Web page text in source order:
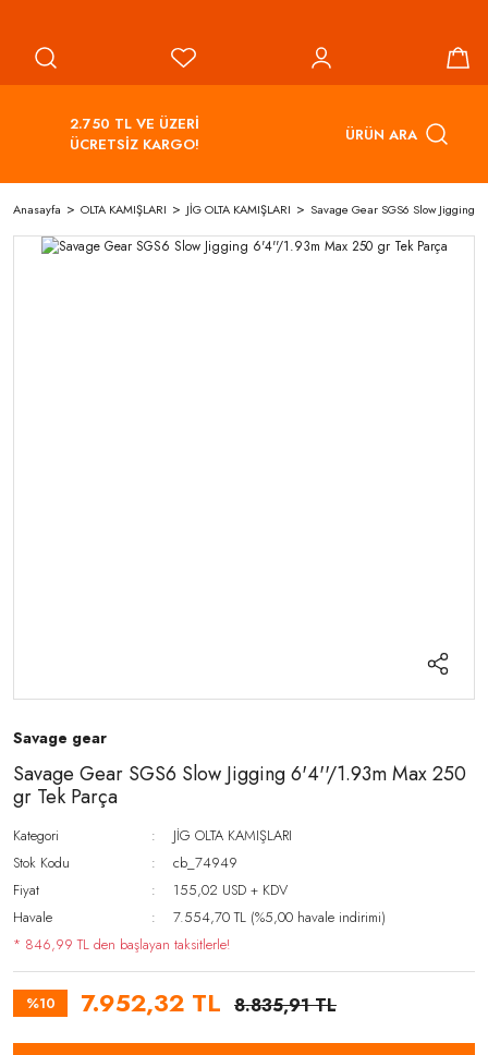
2.750 TL VE ÜZERİ
ÜCRETSİZ KARGO!
ÜRÜN ARA
Anasayfa OLTA KAMIŞLARI JİG OLTA KAMIŞLARI Savage Gear SGS6 Slow Jigging
Savage gear
Savage Gear SGS6 Slow Jigging 6'4''/1.93m Max 250
gr Tek Parça
Kategori
JİG OLTA KAMIŞLARI
Stok Kodu
cb_74949
Fiyat
155,02 USD + KDV
Havale
7.554,70 TL (%5,00 havale indirimi)
* 846,99 TL den başlayan taksitlerle!
%10 7.952,32 TL 8.835,91 TL